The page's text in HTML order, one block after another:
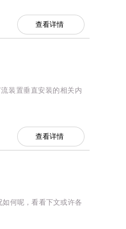
查看详情
装置垂直安装的相关内
查看详情
何呢，看看下文或许各